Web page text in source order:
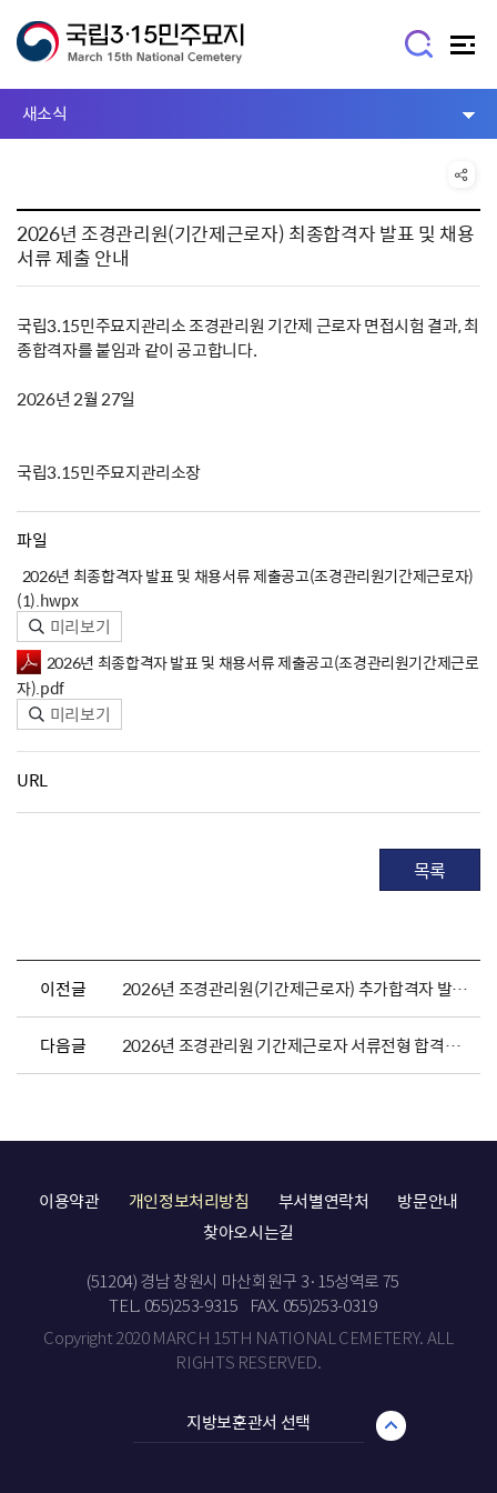
새소식
2026년 조경관리원(기간제근로자) 최종합격자 발표 및 채용
서류 제출 안내
국립3.15민주묘지관리소 조경관리원 기간제 근로자 면접시험 결과, 최
종합격자를 붙임과 같이 공고합니다.
2026년 2월 27일
국립3.15민주묘지관리소장
파일
2026년 최종합격자 발표 및 채용서류 제출공고(조경관리원기간제근로자)
(1).hwpx
미리보기
2026년 최종합격자 발표 및 채용서류 제출공고(조경관리원기간제근로
자).pdf
미리보기
URL
목록
이전글 2026년 조경관리원(기간제근로자) 추가합격자 발표 및 채용서류 제출 안내
다음글 2026년 조경관리원 기간제근로자 서류전형 합격자 발표 및 면접전형 일정 안내
이용약관 개인정보처리방침 부서별연락처
방문안내
찾아오시는길
(51204) 경남 창원시 마산회원구 3·15성역로 75
TEL. 055)253-9315
FAX. 055)253-0319
Copyright 2020 MARCH 15TH NATIONAL CEMETERY. ALL
RIGHTS RESERVED.
지방보훈관서 선택